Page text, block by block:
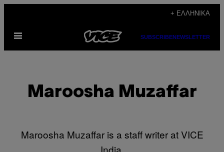
περιεχόμενο
+ ΕΛΛΗΝΙΚΆ
Ανοίξτε
μενού
SUBSCRIBENEWSLETTER
Maroosha Muzaffar
Maroosha Muzaffar is a staff writer at VICE
India.